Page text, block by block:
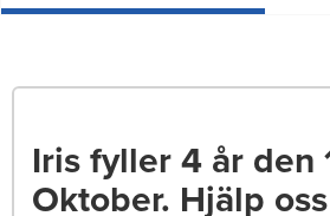
Iris fyller 4 år den
Oktober. Hjälp